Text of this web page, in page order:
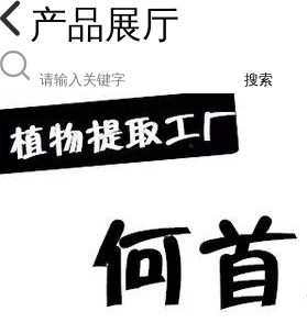
产品展厅
搜索